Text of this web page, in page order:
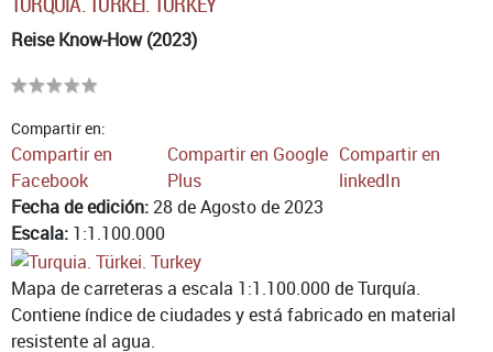
Reise Know-How (2023)
Compartir en:
Compartir en
Facebook
Compartir en Google
Plus
Compartir en
linkedIn
Fecha de edición:28 de Agosto de 2023
Escala: 1:1.100.000
Mapa de carreteras a escala 1:1.100.000 de Turquía.
Contiene índice de ciudades y está fabricado en material
resistente al agua.